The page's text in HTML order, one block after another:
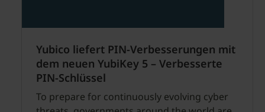
Yubico liefert PIN-Verbesserungen mit
dem neuen YubiKey 5 – Verbesserte
PIN-Schlüssel
To prepare for continuously evolving cyber